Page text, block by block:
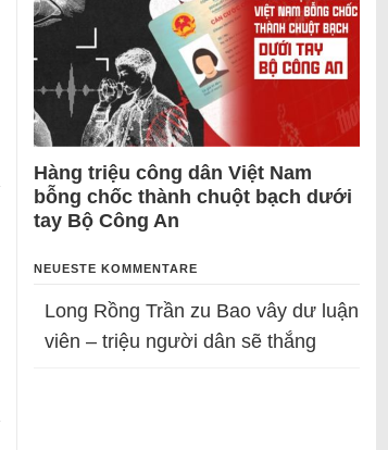
Hàng triệu công dân Việt Nam
bỗng chốc thành chuột bạch dưới
tay Bộ Công An
NEUESTE KOMMENTARE
Long Rồng Trần zu Bao vây dư luận
viên – triệu người dân sẽ thắng